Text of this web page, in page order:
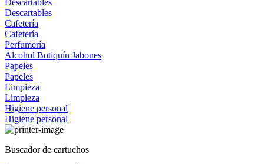
Descartables
Descartables
Cafetería
Cafetería
Perfumería
Alcohol Botiquín Jabones
Papeles
Papeles
Limpieza
Limpieza
Higiene personal
Higiene personal
Buscador de cartuchos